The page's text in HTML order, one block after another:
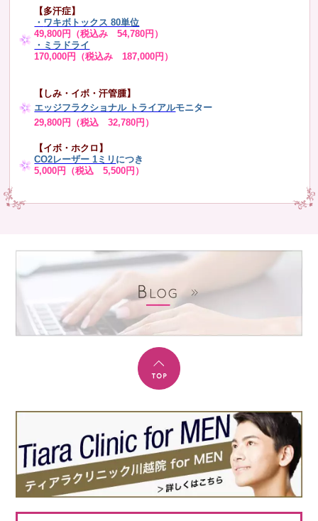
【多汗症】
・ ワキボトックス 80単位
49,800円（税込み 54,780円）
・ミラドライ
170,000円（税込み 187,000円）
【しみ・イボ・汗管腫】
エッジフラクショナル トライアルモニター
29,800円（税込 32,780円）
【イボ・ホクロ】
CO2レーザー 1ミリ につき
5,000円（税込 5,500円）